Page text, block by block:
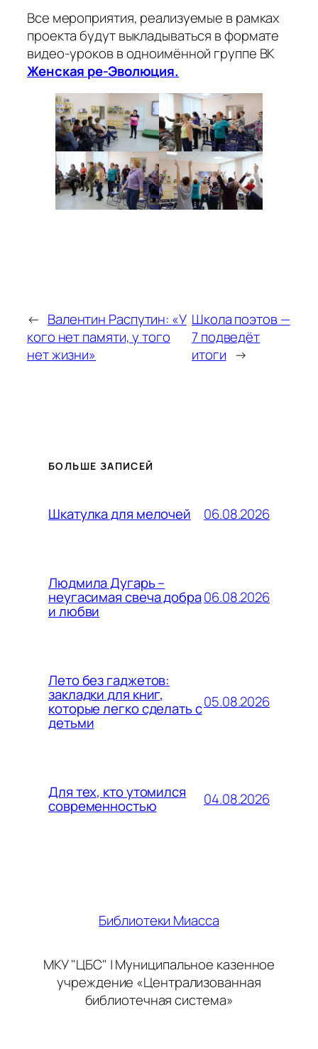
Все мероприятия, реализуемые в рамках
проекта будут выкладываться в формате
видео-уроков в одноимённой группе ВК
Женская ре-Эволюция.
← Валентин Распутин: «У
кого нет памяти, у того
нет жизни»
Школа поэтов —
7 подведёт
итоги →
БОЛЬШЕ ЗАПИСЕЙ
Шкатулка для мелочей 06.08.2026
Людмила Дугарь –
неугасимая свеча добра
и любви
06.08.2026
Лето без гаджетов:
закладки для книг,
которые легко сделать с
детьми
05.08.2026
Для тех, кто утомился
современностью 04.08.2026
Библиотеки Миасса
МКУ "ЦБС" | Муниципальное казенное
учреждение «Централизованная
библиотечная система»